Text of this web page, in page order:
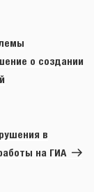
о создании
в
на ГИА